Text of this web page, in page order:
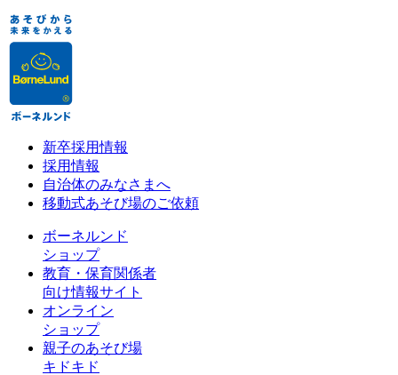
新卒採用情報
採用情報
自治体のみなさまへ
移動式あそび場のご依頼
ボーネルンド
ショップ
教育・保育関係者
向け情報サイト
オンライン
ショップ
親子のあそび場
キドキド